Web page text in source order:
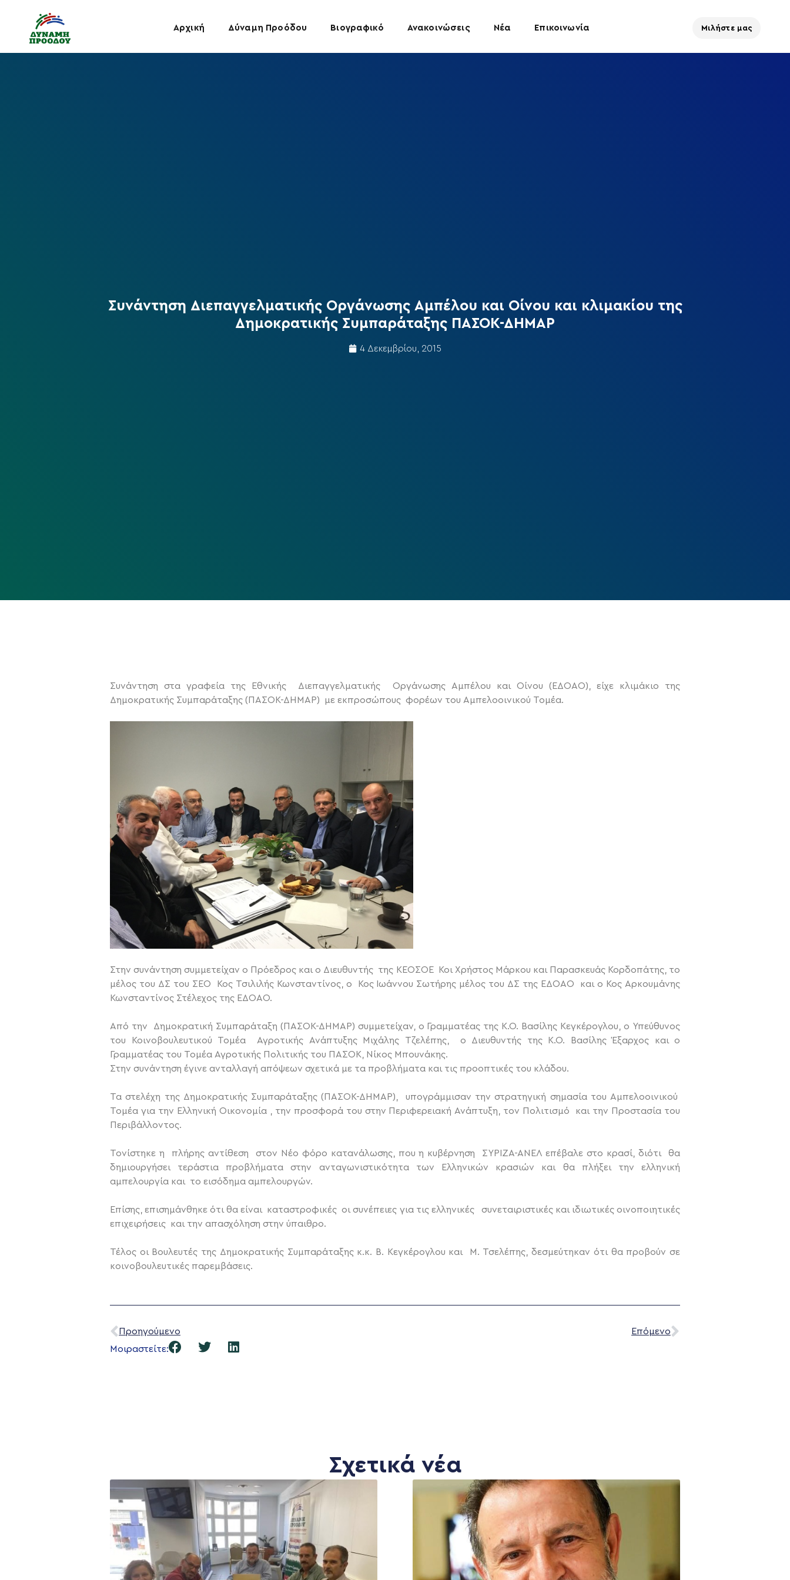
Αρχική Δύναμη Προόδου Βιογραφικό Ανακοινώσεις Νέα Επικοινωνία Μιλήστε μας
Συνάντηση Διεπαγγελματικής Οργάνωσης Αμπέλου και Οίνου και κλιμακίου της
Δημοκρατικής Συμπαράταξης ΠΑΣΟΚ-ΔΗΜΑΡ
4 Δεκεμβρίου, 2015
Συνάντηση στα γραφεία της Εθνικής Διεπαγγελματικής Οργάνωσης Αμπέλου και Οίνου (ΕΔΟΑΟ), είχε κλιμάκιο της
Δημοκρατικής Συμπαράταξης (ΠΑΣΟΚ-ΔΗΜΑΡ) με εκπροσώπους φορέων του Αμπελοοινικού Τομέα.
Στην συνάντηση συμμετείχαν ο Πρόεδρος και ο Διευθυντής της ΚΕΟΣΟΕ Κοι Χρήστος Μάρκου και Παρασκευάς Κορδοπάτης, το
μέλος του ΔΣ του ΣΕΟ Κος Τσιλιλής Κωνσταντίνος, ο Κος Ιωάννου Σωτήρης μέλος του ΔΣ της ΕΔΟΑΟ και ο Κος Αρκουμάνης
Κωνσταντίνος Στέλεχος της ΕΔΟΑΟ.
Από την Δημοκρατική Συμπαράταξη (ΠΑΣΟΚ-ΔΗΜΑΡ) συμμετείχαν, ο Γραμματέας της Κ.Ο. Βασίλης Κεγκέρογλου, ο Υπεύθυνος
του Κοινοβουλευτικού Τομέα Αγροτικής Ανάπτυξης Μιχάλης Τζελέπης, ο Διευθυντής της Κ.Ο. Βασίλης Έξαρχος και ο
Γραμματέας του Τομέα Αγροτικής Πολιτικής του ΠΑΣΟΚ, Νίκος Μπουνάκης.
Στην συνάντηση έγινε ανταλλαγή απόψεων σχετικά με τα προβλήματα και τις προοπτικές του κλάδου.
Τα στελέχη της Δημοκρατικής Συμπαράταξης (ΠΑΣΟΚ-ΔΗΜΑΡ), υπογράμμισαν την στρατηγική σημασία του Αμπελοοινικού
Τομέα για την Ελληνική Οικονομία , την προσφορά του στην Περιφερειακή Ανάπτυξη, τον Πολιτισμό και την Προστασία του
Περιβάλλοντος.
Τονίστηκε η πλήρης αντίθεση στον Νέο φόρο κατανάλωσης, που η κυβέρνηση ΣΥΡΙΖΑ-ΑΝΕΛ επέβαλε στο κρασί, διότι θα
δημιουργήσει τεράστια προβλήματα στην ανταγωνιστικότητα των Ελληνικών κρασιών και θα πλήξει την ελληνική
αμπελουργία και το εισόδημα αμπελουργών.
Επίσης, επισημάνθηκε ότι θα είναι καταστροφικές οι συνέπειες για τις ελληνικές συνεταιριστικές και ιδιωτικές οινοποιητικές
επιχειρήσεις και την απασχόληση στην ύπαιθρο.
Τέλος οι Βουλευτές της Δημοκρατικής Συμπαράταξης κ.κ. Β. Κεγκέρογλου και Μ. Τσελέπης, δεσμεύτηκαν ότι θα προβούν σε
κοινοβουλευτικές παρεμβάσεις.
Προηγούμενο
Επόμενο
Μοιραστείτε:
Σχετικά νέα